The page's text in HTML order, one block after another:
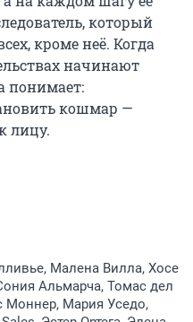
который
кроме неё. Когда
начинают
понимает:
кошмар —
лицу.
Малена Вилла, Хосе
Альмарча, Томас дел
Моннер, Мария Уседо,